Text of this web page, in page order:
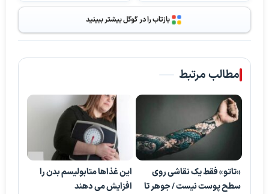
بازتاب را در گوگل بیشتر ببینید
مطالب مرتبط
«تاتو» فقط یک نقاشی روی
سطح پوست نیست / جوهر تا
این غذاها متابولیسم بدن را
افزایش می دهند